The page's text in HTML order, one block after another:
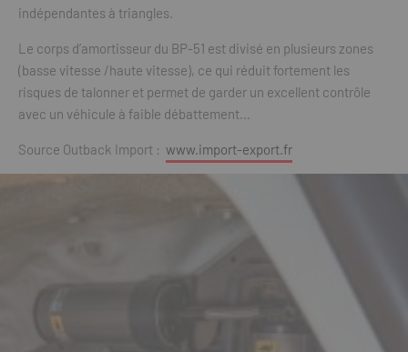
indépendantes à triangles.
Le corps d’amortisseur du BP-51 est divisé en plusieurs zones
(basse vitesse /haute vitesse), ce qui réduit fortement les
risques de talonner et permet de garder un excellent contrôle
avec un véhicule à faible débattement…
Source Outback Import : www.import-export.fr